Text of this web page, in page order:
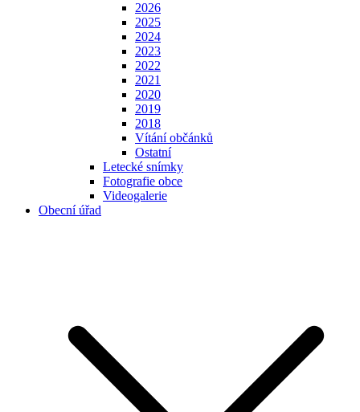
2026
2025
2024
2023
2022
2021
2020
2019
2018
Vítání občánků
Ostatní
Letecké snímky
Fotografie obce
Videogalerie
Obecní úřad